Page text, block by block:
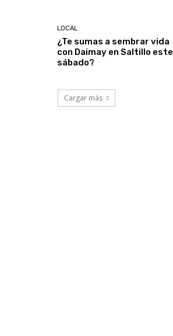
LOCAL
¿Te sumas a sembrar vida
con Daimay en Saltillo este
sábado?
Cargar más